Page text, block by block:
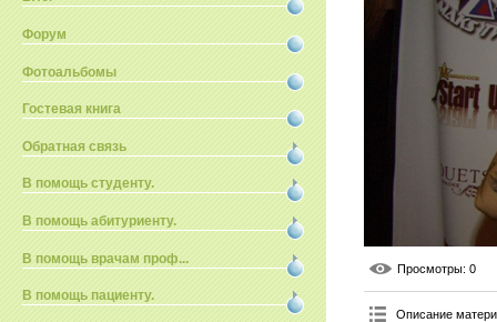
Форум
Фотоальбомы
Гостевая книга
Обратная связь
В помощь студенту.
В помощь абитуриенту.
В помощь врачам проф...
В помощь пациенту.
Просмотры: 0
Описание